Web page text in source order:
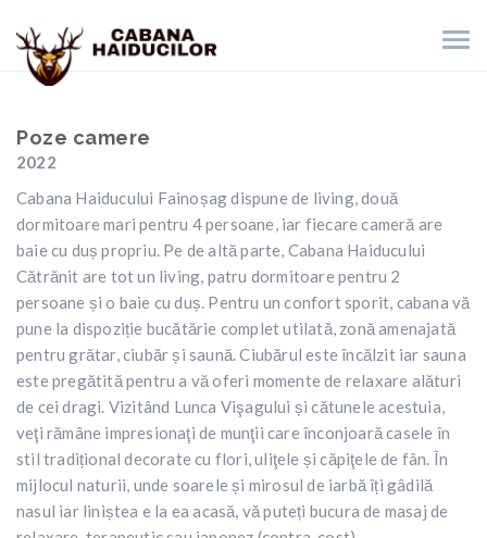
Poze camere
2022
Cabana Haiducului Fainoșag dispune de living, două
dormitoare mari pentru 4 persoane, iar fiecare cameră are
baie cu duș propriu. Pe de altă parte, Cabana Haiducului
Cătrănit are tot un living, patru dormitoare pentru 2
persoane și o baie cu duș. Pentru un confort sporit, cabana vă
pune la dispoziție bucătărie complet utilată, zonă amenajată
pentru grătar, ciubăr și saună. Ciubărul este încălzit iar sauna
este pregătită pentru a vă oferi momente de relaxare alături
de cei dragi. Vizitând Lunca Vişagului și cătunele acestuia,
veţi rămâne impresionaţi de munţii care înconjoară casele în
stil tradițional decorate cu flori, uliţele și căpiţele de fân. În
mijlocul naturii, unde soarele și mirosul de iarbă îți gâdilă
nasul iar liniștea e la ea acasă, vă puteți bucura de masaj de